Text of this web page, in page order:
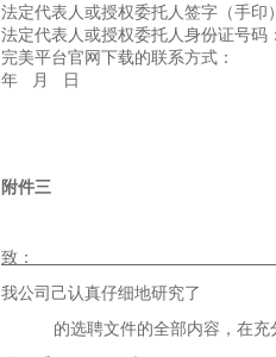
法定代表人或授权委托人签字（手印
法定代表人或授权委托人身份证号码
完美平台官网下载的联系方式：
年 月 日
附件三
致
我公司己认真仔细地
的选聘文件的全部内容，在充分